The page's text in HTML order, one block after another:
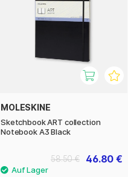
MOLESKINE
Sketchbook ART collection
Notebook A3 Black
46.80 €
58.50 €